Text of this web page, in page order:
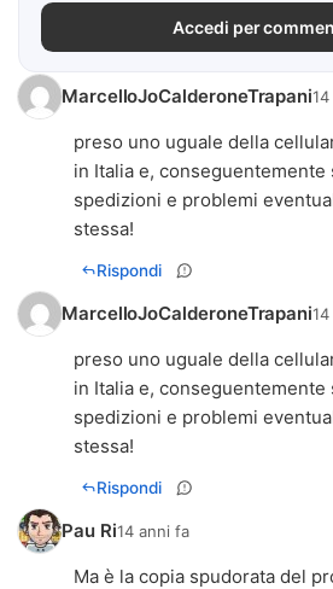
Accedi per
MarcelloJoCalderoneTrapani
preso uno uguale della
in Italia e, conseguentemente
spedizioni e problemi
stessa!
Rispondi
MarcelloJoCalderoneTrapani
preso uno uguale della
in Italia e, conseguentemente
spedizioni e problemi
stessa!
Rispondi
Pau Ri14 anni fa
Ma è la copia spudorata del